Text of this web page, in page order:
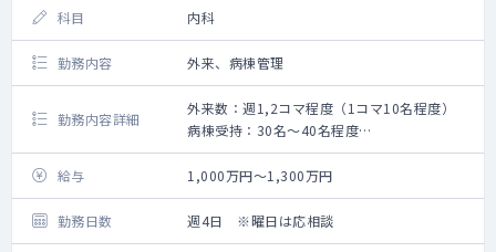
科目 内科
勤務内容 外来、病棟管理
勤務内容詳細
外来数：週1,2コマ程度（1コマ10名程度）
病棟受持：30名～40名程度
病棟管理が主な業務になっております。
外来は週1コマ～担っていただきたいですが、
外来患者数も少なく、ゆとりを持ったご勤務
が可能です。
給与 1,000万円～1,300万円
勤務日数 週4日 ※曜日は応相談